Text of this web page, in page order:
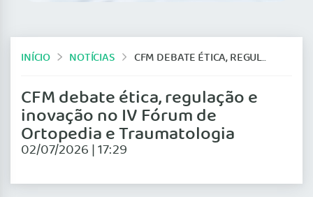
INÍCIO NOTÍCIAS CFM DEBATE ÉTICA, REGULAÇÃO E INOVAÇÃO NO IV FÓRUM DE ORTOPEDIA E TRAUMATOLOGIA
CFM debate ética, regulação e
inovação no IV Fórum de
Ortopedia e Traumatologia
02/07/2026 | 17:29